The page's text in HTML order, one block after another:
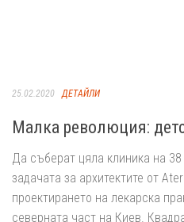
25.02.2020 ДЕТАЙЛИ
Малка революция:
Да съберат цяла клиника на
задачата за архитектите от
проектирането на лекарска
северната част на Киев.